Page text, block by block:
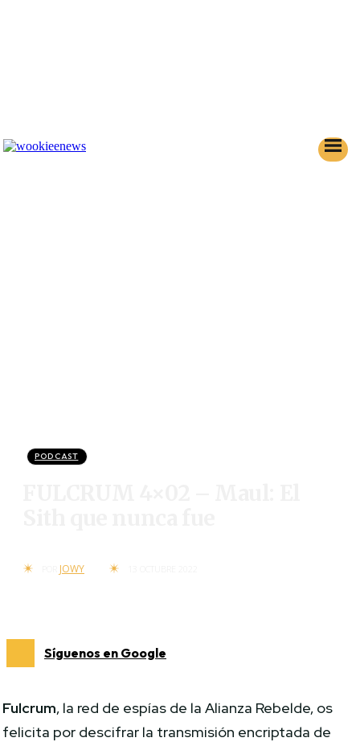
PODCAST
JOWY
Síguenos en Google
Fulcrum, la red de espías de la Alianza Rebelde, os
felicita por descifrar la transmisión encriptada de